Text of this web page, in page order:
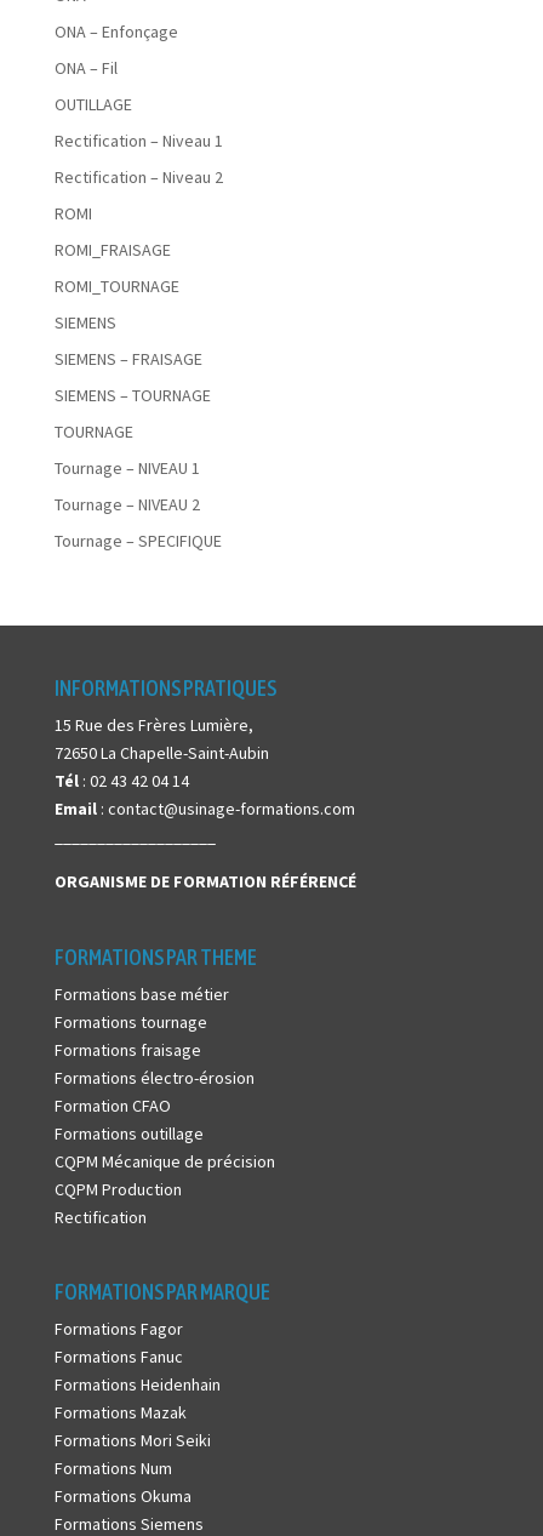
ONA – Enfonçage
ONA – Fil
OUTILLAGE
Rectification – Niveau 1
Rectification – Niveau 2
ROMI
ROMI_FRAISAGE
ROMI_TOURNAGE
SIEMENS
SIEMENS – FRAISAGE
SIEMENS – TOURNAGE
TOURNAGE
Tournage – NIVEAU 1
Tournage – NIVEAU 2
Tournage – SPECIFIQUE
INFORMATIONS PRATIQUES
15 Rue des Frères Lumière,
72650 La Chapelle-Saint-Aubin
Tél: 02 43 42 04 14
Email: contact@usinage-formations.com
ORGANISME DE FORMATION RÉFÉRENCÉ
FORMATIONS PAR THEME
Formations base métier
Formations tournage
Formations fraisage
Formations électro-érosion
Formation CFAO
Formations outillage
CQPM Mécanique de précision
CQPM Production
Rectification
FORMATIONS PAR MARQUE
Formations Fagor
Formations Fanuc
Formations Heidenhain
Formations Mazak
Formations Mori Seiki
Formations Num
Formations Okuma
Formations Siemens